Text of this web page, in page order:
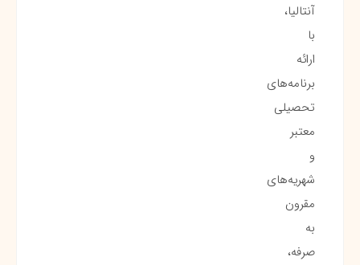
آنتالیا،
با
ارائه
برنامه‌های
تحصیلی
معتبر
و
شهریه‌های
مقرون
به
صرفه،